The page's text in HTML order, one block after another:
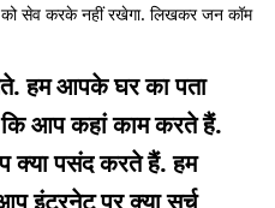
सेव करके नहीं रखेगा. लिखकर जन कॉम
हम आपके घर का पता
कि आप कहां काम करते हैं.
क्या पसंद करते हैं. हम
इंटरनेट पर क्या सर्च